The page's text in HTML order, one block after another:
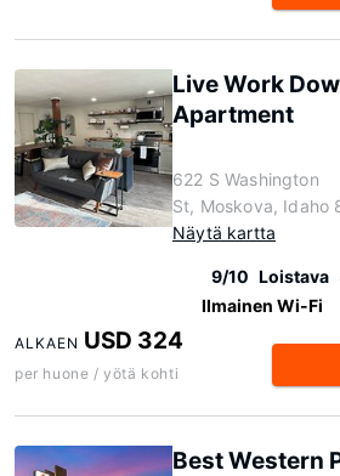
Live Work
Apartment
622 S Washington
St, Moskova, Idaho
Näytä kartta
9/10 Loistava
Ilmainen Wi-Fi
ALKAEN USD 324
per huone / yötä kohti
Best Western